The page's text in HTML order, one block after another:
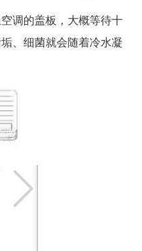
调的盖板，大概等待十
、细菌就会随着冷水凝